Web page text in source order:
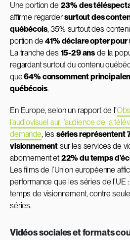
Une portion de 23% des
affirme regardersurtout des
québécois, 35% surtout des
portion de41% déclare opter pour
La tranche des 15-29 ans de la
regardant surtout du contenu
que64% consomment
québécois.
En Europe, selon un rapport de l’
l’audiovisuel sur l’audience de la
demande, les séries représentent
visionnement sur les services de
abonnement et 22% du temps
Les films de l’Union européenne
performance que les séries de l’UE
temps de visionnement, contre
séries.
Vidéos sociales et formats